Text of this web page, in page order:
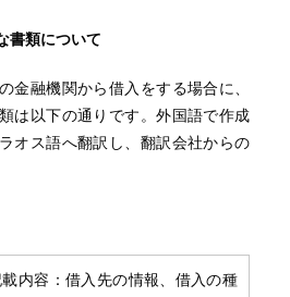
書類について
金融機関から借入をする場合に、
は以下の通りです。外国語で作成
オス語へ翻訳し、翻訳会社からの
内容：借入先の情報、借入の種